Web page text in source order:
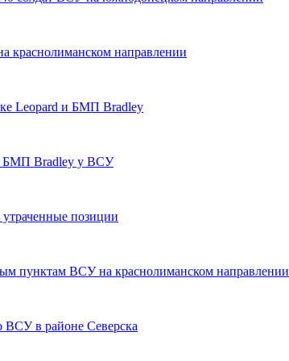
краснолиманском направлении
Leopard и БМП Bradley
БМП Bradley у ВСУ
позиции
пунктам ВСУ на краснолиманском направлении
ВСУ в районе Северска